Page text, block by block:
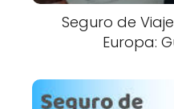
Seguro de
Europa: